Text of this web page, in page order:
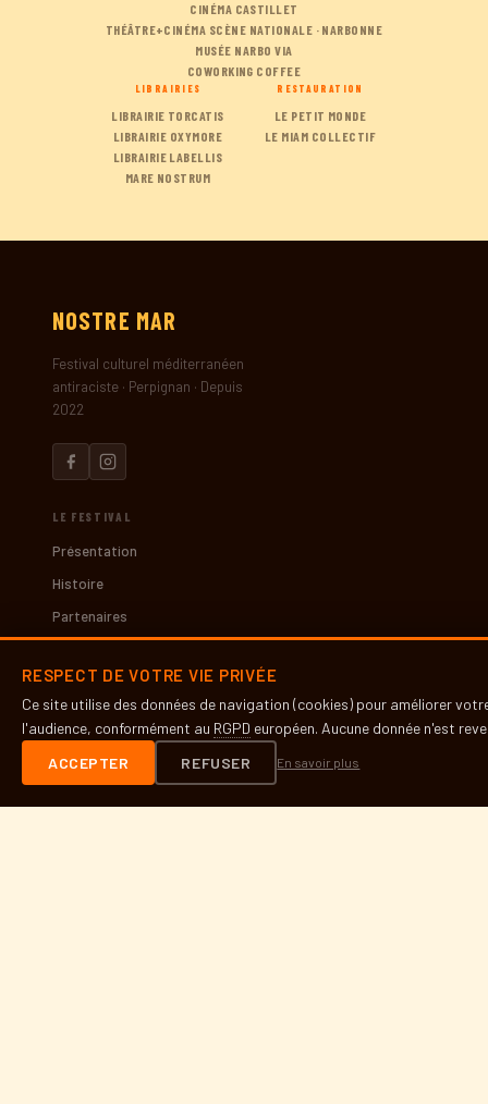
CINÉMA CASTILLET
THÉÂTRE+CINÉMA SCÈNE NATIONALE · NARBONNE
MUSÉE NARBO VIA
COWORKING COFFEE
LIBRAIRIES
LIBRAIRIE TORCATIS
LIBRAIRIE OXYMORE
LIBRAIRIE LABELLIS
MARE NOSTRUM
RESTAURATION
LE PETIT MONDE
LE MIAM COLLECTIF
NOSTRE MAR
Festival culturel méditerranéen
antiraciste · Perpignan · Depuis
2022
LE FESTIVAL
Présentation
Histoire
Partenaires
INFOS PRATIQUES
Contact
Accès & lieux
Mentions légales
RESPECT DE VOTRE VIE PRIVÉE
Ce site utilise des données de navigation (cookies) pour améliorer
l'audience, conformément au RGPD européen. Aucune donnée n'est
ACCEPTER
REFUSER En savoir plus